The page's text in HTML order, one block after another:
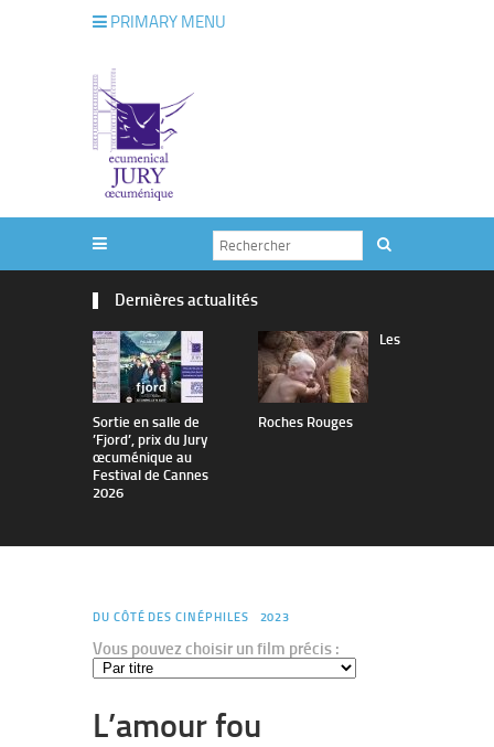
PRIMARY MENU
Dernières actualités
Sortie en salle de
’Fjord’, prix du Jury
œcuménique au
Festival de Cannes
2026
Les
Roches Rouges
DU CÔTÉ DES CINÉPHILES 2023
Vous pouvez choisir un film précis :
L’amour fou